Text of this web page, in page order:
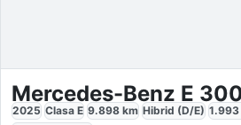
2025 Clasa E 9.898 km Hibrid (D/E) 1.993